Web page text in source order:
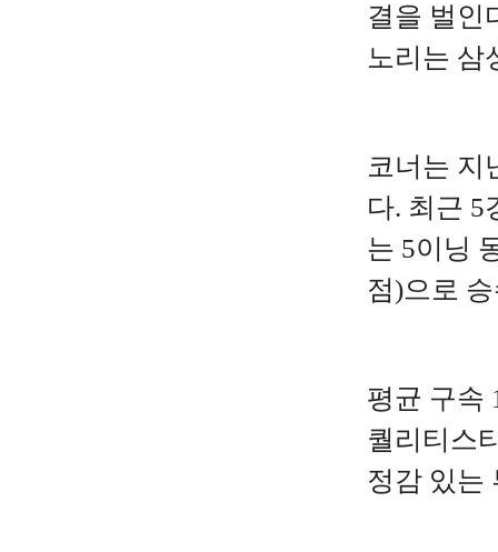
결을 벌인
노리는 삼
코너는 지
다. 최근 5
는 5이닝
점)으로
평균 구속
퀄리티스
정감 있는